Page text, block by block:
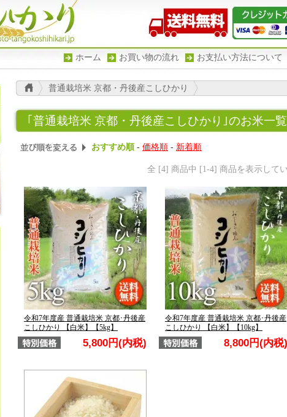
ホーム お買い物の流れ お支払い方法について
普通栽培米 京都・丹後産こしひかり
｢普通栽培米 京都・丹後産こしひかり｣のお米一覧
おすすめ順- 価格順 - 新着順
全 [4] 商品中 [1-4] 商品を表示して
令和7年度産 普通栽培米 京都･丹後産
こしひかり 【白米】【5kg】
5,800円(内税)
令和7年度産 普通栽培米 京都･丹後産
こしひかり 【白米】【10kg】
8,800円(内税)